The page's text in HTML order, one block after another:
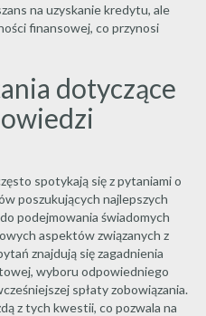
na uzyskanie kredytu, ale
finansowej, co przynosi
dotyczące
spotykają się z pytaniami o
poszukujących najlepszych
podejmowania świadomych
aspektów związanych z
znajdują się zagadnienia
wyboru odpowiedniego
spłaty zobowiązania.
z tych kwestii, co pozwala na